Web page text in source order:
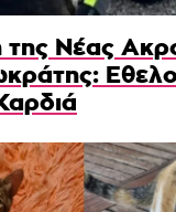
της Νέας